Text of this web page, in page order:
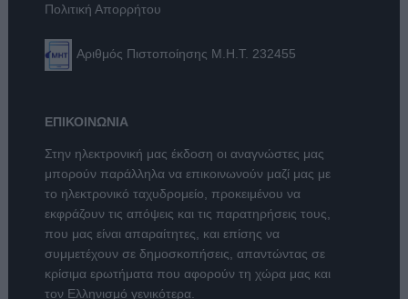
Πολιτική Απορρήτου
Αριθμός Πιστοποίησης Μ.Η.Τ. 232455
ΕΠΙΚΟΙΝΩΝΙΑ
Στην ηλεκτρονική μας έκδοση οι αναγνώστες μας
μπορούν παράλληλα να επικοινωνούν μαζί μας με
το ηλεκτρονικό ταχυδρομείο, προκειμένου να
εκφράζουν τις απόψεις και τις παρατηρήσεις τους,
που μας είναι απαραίτητες, και επίσης να
συμμετέχουν σε δημοσκοπήσεις, απαντώντας σε
κρίσιμα ερωτήματα που αφορούν τη χώρα μας και
τον Ελληνισμό γενικότερα.